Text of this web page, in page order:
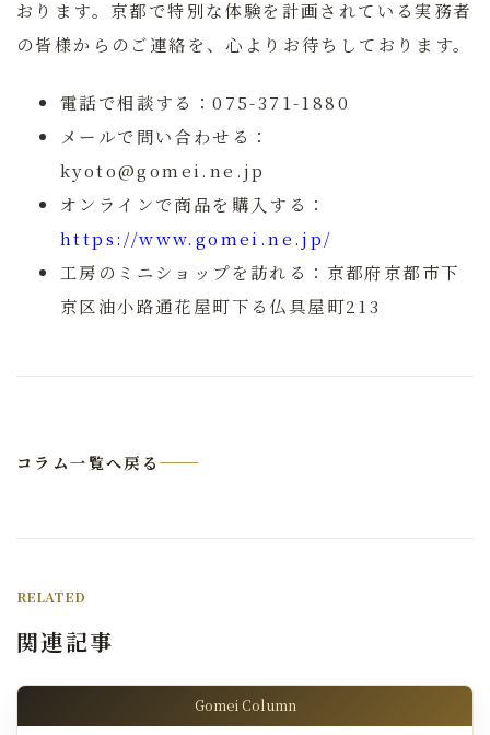
おります。京都で特別な体験を計画されている実務者
の皆様からのご連絡を、心よりお待ちしております。
電話で相談する：075-371-1880
メールで問い合わせる：
kyoto@gomei.ne.jp
オンラインで商品を購入する：
https://www.gomei.ne.jp/
工房のミニショップを訪れる：京都府京都市下
京区油小路通花屋町下る仏具屋町213
コラム一覧へ戻る
RELATED
関連記事
Gomei Column